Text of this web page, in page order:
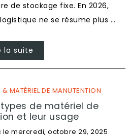
de stockage fixe. En 2026,
ne se résume plus …
la suite
MATÉRIEL DE MANUTENTION
de matériel de
et leur usage
le mercredi, octobre 29, 2025